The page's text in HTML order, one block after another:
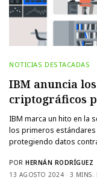
NOTICIAS DESTACADAS
IBM anuncia
criptográficos
IBM marca un hito en la
los primeros
protegiendo datos
POR HERNÁN RODRÍGUEZ
13 AGOSTO 2024
3 MINS.